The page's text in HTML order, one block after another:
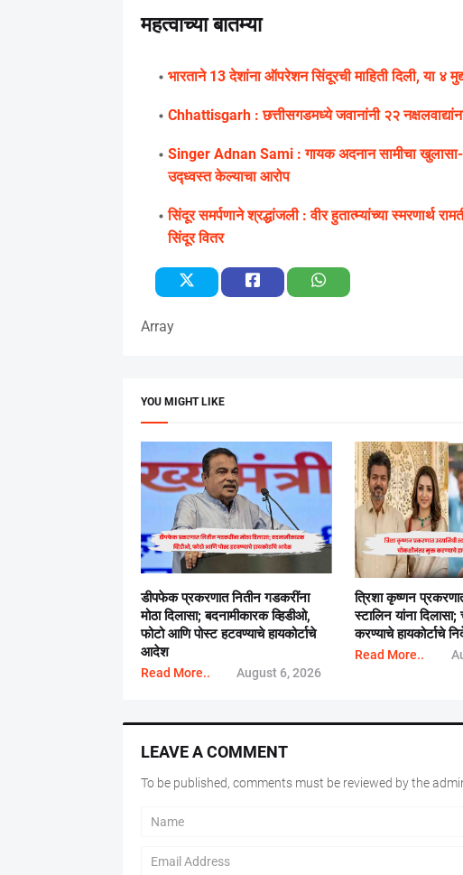
महत्वाच्या बातम्या
भारताने 13 देशांना ऑपरेशन सिंदूरची माहिती दिली, या ४
Chhattisgarh : छत्तीसगडमध्ये जवानांनी २२
Singer Adnan Sami : गायक अदनान सामीचा खुलासा-
उद्ध्वस्त केल्याचा आरोप
सिंदूर समर्पणाने श्रद्धांजली : वीर हुतात्म्यांच्या स्मरणार्थ
सिंदूर वितर
Array
YOU MIGHT LIKE
डीपफेक प्रकरणात नितीन गडकरींना
मोठा दिलासा; बदनामीकारक व्हिडीओ,
फोटो आणि पोस्ट हटवण्याचे हायकोर्टाचे
आदेश
Read More.. August 6, 2026
त्रिशा कृष्णन
स्टालिन यांना
करण्याचे हायकोर्टाचे
Read More..
LEAVE A COMMENT
To be published, comments must be reviewed by the